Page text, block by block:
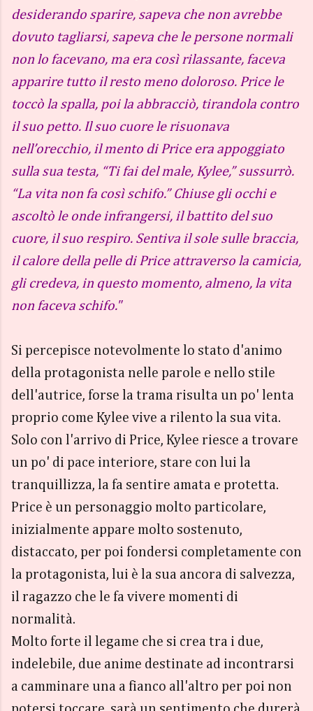
desiderando sparire, sapeva che non avrebbe
dovuto tagliarsi, sapeva che le persone normali
non lo facevano, ma era così rilassante, faceva
apparire tutto il resto meno doloroso. Price le
toccò la spalla, poi la abbracciò, tirandola contro
il suo petto. Il suo cuore le risuonava
nell’orecchio, il mento di Price era appoggiato
sulla sua testa, “Ti fai del male, Kylee,” sussurrò.
“La vita non fa così schifo.” Chiuse gli occhi e
ascoltò le onde infrangersi, il battito del suo
cuore, il suo respiro. Sentiva il sole sulle braccia,
il calore della pelle di Price attraverso la camicia,
gli credeva, in questo momento, almeno, la vita
non faceva schifo."
Si percepisce notevolmente lo stato d'animo
della protagonista nelle parole e nello stile
dell'autrice, forse la trama risulta un po' lenta
proprio come Kylee vive a rilento la sua vita.
Solo con l'arrivo di Price, Kylee riesce a trovare
un po' di pace interiore, stare con lui la
tranquillizza, la fa sentire amata e protetta.
Price è un personaggio molto particolare,
inizialmente appare molto sostenuto,
distaccato, per poi fondersi completamente con
la protagonista, lui è la sua ancora di salvezza,
il ragazzo che le fa vivere momenti di
normalità.
Molto forte il legame che si crea tra i due,
indelebile, due anime destinate ad incontrarsi
a camminare una a fianco all'altro per poi non